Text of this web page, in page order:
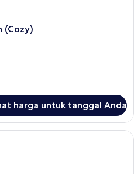
(Cozy)
harga untuk tanggal Anda